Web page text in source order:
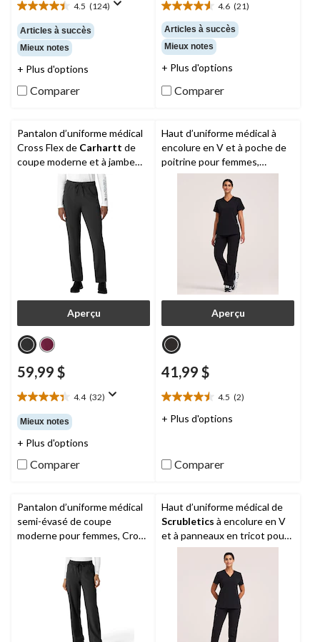
4.5 (124)
4.5
étoile(s)
sur
5.
124
Articles à succès
Mieux notes
+ Plus d'options
Comparer
4.6 (21)
4.6
étoile(s)
sur
5.
21
Articles à succès
Mieux notes
+ Plus d'options
Comparer
Pantalon d’uniforme médical
Cross Flex de Carhartt de
coupe moderne et à jambe
droite pour femmes
Aperçu
59,99 $
4.4 (32)
4.4
étoile(s)
sur
5.
32
évaluations
Mieux notes
+ Plus d'options
Comparer
Haut d’uniforme médical à
encolure en V et à poche de
poitrine pour femmes,
Scrubletics
Aperçu
41,99 $
4.5 (2)
4.5
étoile(s)
2
évaluations
+ Plus d'options
Comparer
Pantalon d’uniforme médical
semi-évasé de coupe
moderne pour femmes, Cross
Haut d’uniforme médical de
Scrubletics à encolure en V
et à panneaux en tricot pour
femmes